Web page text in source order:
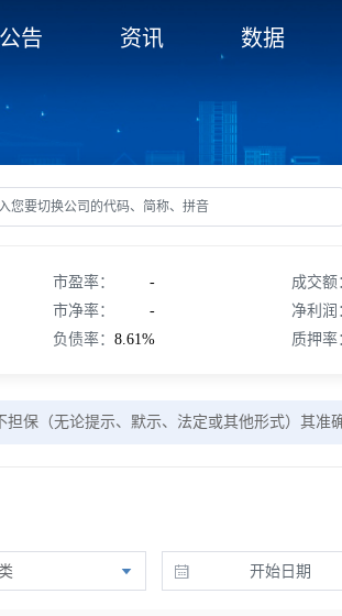
公告 资讯 数据
市盈率：
-
市净率：
-
负债率：8.61%
成交额
净利润
质押率
保（无论提示、默示、法定或其他形式）其